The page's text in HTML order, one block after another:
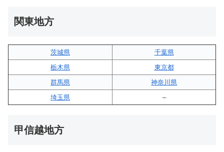
関東地方
茨城県
千葉県
栃木県
東京都
群馬県
神奈川県
埼玉県
–
甲信越地方